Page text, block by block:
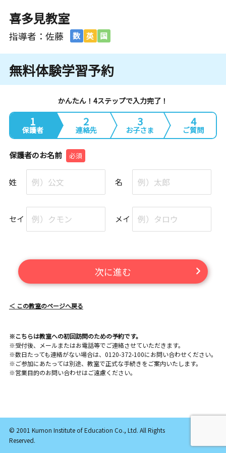
喜多見教室
指導者：佐藤 数 英 国
無料体験学習予約
かんたん！4ステップで入力完了！
1
保護者
2
連絡先
3
お子さま
4
ご質問
保護者のお名前 必須
姓 名
セイ メイ
次に進む
＜ この教室のページへ戻る
※こちらは教室への初回訪問のための予約です。
※受付後、メールまたはお電話等でご連絡させていただきます。
※数日たっても連絡がない場合は、0120-372-100にお問い合わせください。
※ご参加にあたっては別途、教室で正式な手続きをご案内いたします。
※営業目的のお問い合わせはご遠慮ください。
© 2001 Kumon Institute of Education Co., Ltd. All Rights
Reserved.